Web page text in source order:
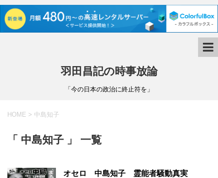
羽田昌記の時事放論
「今の日本の政治に終止符を」
HOME > 中島知子
「 中島知子 」 一覧
オセロ 中島知子 霊能者騒動真実